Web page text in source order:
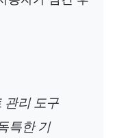
관리 도구
특한 기